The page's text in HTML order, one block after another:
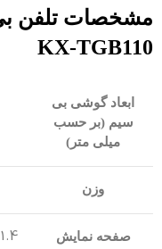
مشخصات تلفن
KX-TGB110
ابعاد گوشی بی
سیم (بر حسب
میلی متر)
وزن
صفحه نمایش 1.4 اینچ با نور پس زمینه زرد